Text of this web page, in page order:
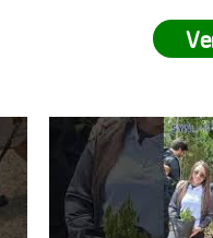
nuestra
sobre cómo
nuestro